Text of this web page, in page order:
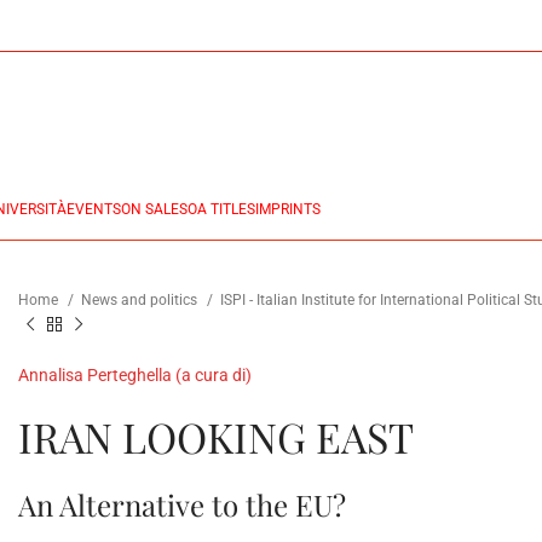
EVENTSON SALESOA TITLES IMPRINTS
Home News and politics ISPI - Italian Institute for International Political
Annalisa Perteghella (a cura di)
IRAN LOOKING EAST
An Alternative to the EU?